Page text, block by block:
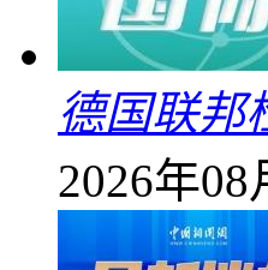
德国联邦
2026年08